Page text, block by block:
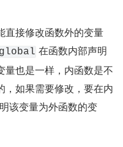
直接修改函数外的变量
global 在函数内部声明
量也是一样，内函数是不
，如果需要修改，要在内
该变量为外函数的变